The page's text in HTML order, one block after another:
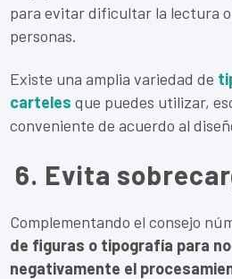
para evitar dificultar la lectura
personas.
Existe una amplia variedad de
carteles que puedes utilizar,
conveniente de acuerdo al
6. Evita
Complementando el consejo
de figuras o tipografía para
negativamente el